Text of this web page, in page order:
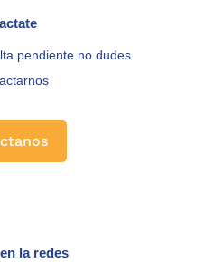
pendiente no dudes
la redes